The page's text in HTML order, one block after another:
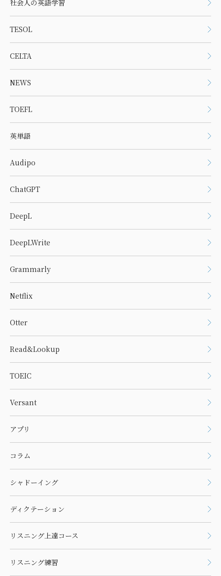
社会人の英語学習
TESOL
CELTA
NEWS
TOEFL
英単語
Audipo
ChatGPT
DeepL
DeepLWrite
Grammarly
Netflix
Otter
Read&Lookup
TOEIC
Versant
アプリ
コラム
シャドーイング
ディクテーション
リスニング上達コース
リスニング練習